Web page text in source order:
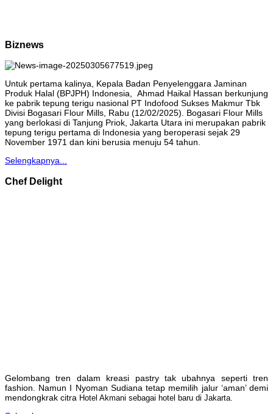
Biznews
Untuk pertama kalinya, Kepala Badan Penyelenggara Jaminan
Produk Halal (BPJPH) Indonesia, Ahmad Haikal Hassan berkunjung
ke pabrik tepung terigu nasional PT Indofood Sukses Makmur Tbk
Divisi Bogasari Flour Mills, Rabu (12/02/2025). Bogasari Flour Mills
yang berlokasi di Tanjung Priok, Jakarta Utara ini merupakan pabrik
tepung terigu pertama di Indonesia yang beroperasi sejak 29
November 1971 dan kini berusia menuju 54 tahun.
Selengkapnya...
Chef Delight
Gelombang tren dalam kreasi pastry tak ubahnya seperti tren
fashion. Namun I Nyoman Sudiana tetap memilih jalur ‘aman’ demi
mendongkrak citra Hotel Akmani sebagai hotel baru di Jakarta.